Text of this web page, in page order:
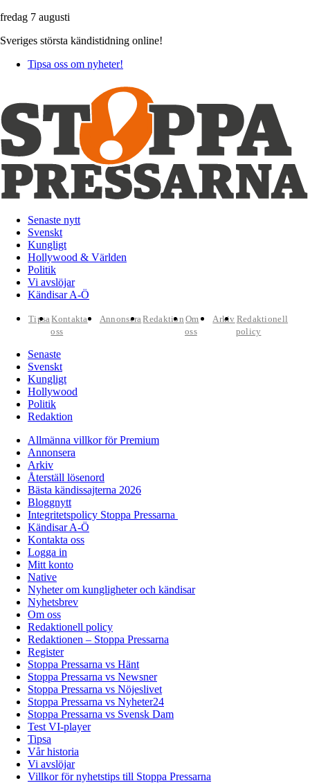
fredag 7 augusti
Sveriges största kändistidning online!
Tipsa oss om nyheter!
Senaste nytt
Svenskt
Kungligt
Hollywood & Världen
Politik
Vi avslöjar
Kändisar A-Ö
TipsaKontakta
oss
AnnonseraRedaktion Om
oss
Arkiv Redaktionell
policy
Senaste
Svenskt
Kungligt
Hollywood
Politik
Redaktion
Allmänna villkor för Premium
Annonsera
Arkiv
Återställ lösenord
Bästa kändissajterna 2026
Bloggnytt
Integritetspolicy Stoppa Pressarna
Kändisar A-Ö
Kontakta oss
Logga in
Mitt konto
Native
Nyheter om kungligheter och kändisar
Nyhetsbrev
Om oss
Redaktionell policy
Redaktionen – Stoppa Pressarna
Register
Stoppa Pressarna vs Hänt
Stoppa Pressarna vs Newsner
Stoppa Pressarna vs Nöjeslivet
Stoppa Pressarna vs Nyheter24
Stoppa Pressarna vs Svensk Dam
Test VI-player
Tipsa
Vår historia
Vi avslöjar
Villkor för nyhetstips till Stoppa Pressarna